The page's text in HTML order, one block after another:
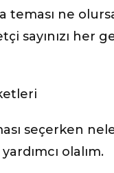
ne
sayınızı
seçerken
olalım.